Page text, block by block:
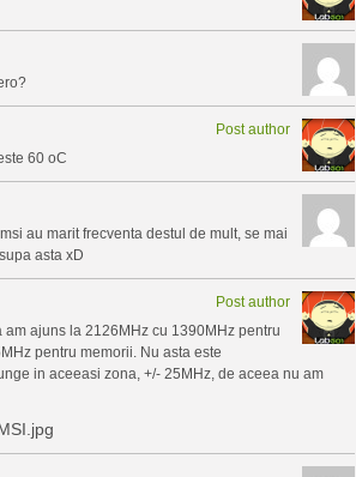
Post author
60 oC
au marit frecventa destul de mult, se mai
asta xD
Post author
ajuns la 2126MHz cu 1390MHz pentru
pentru memorii. Nu asta este
in aceeasi zona, +/- 25MHz, de aceea nu am